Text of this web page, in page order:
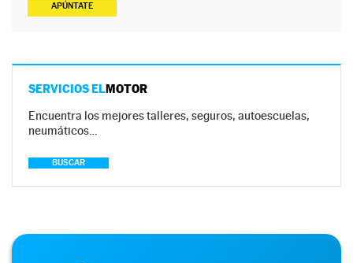
APÚNTATE
SERVICIOS ELMOTOR
Encuentra los mejores talleres, seguros, autoescuelas,
neumáticos…
BUSCAR